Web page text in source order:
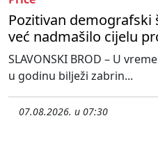
Pozitivan
već nadmašilo cijelu
SLAVONSKI BROD – U
u godinu bilježi zabrin...
07.08.2026. u 07:30